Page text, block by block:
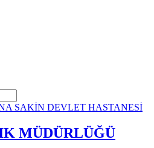
MÜDÜRLÜĞÜ